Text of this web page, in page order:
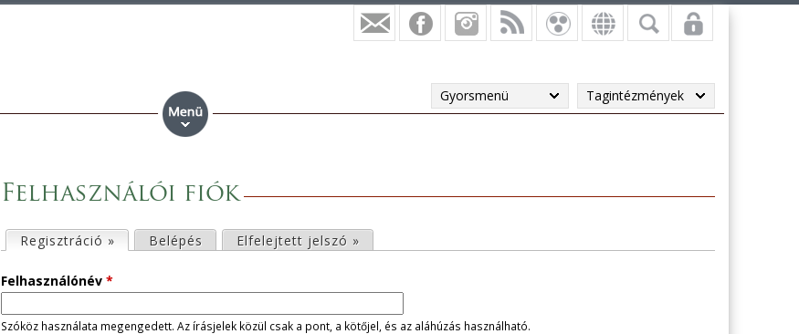
Gyorsmenü Tagintézmények
Felhasználói fiók
l
s
Regisztráció » (aktív fül)
Belépés Elfelejtett jelszó »
Felhasználónév *
Szóköz használata megengedett. Az írásjelek közül csak a pont, a kötőjel, és az aláhúzás használható.